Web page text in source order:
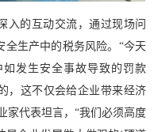
入的互动交流，通过现场问
生产中的税务风险。“今天
发生安全事故导致的罚款
，这不仅会给企业带来经济
家代表坦言，“我们必须高度